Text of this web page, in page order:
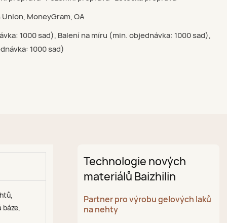
MoneyGram, OA
1000 sad), Balení na míru (min. objednávka: 1000 sad),
1000 sad)
báze,
Technologie nových
materiálů Baizhilin
Partner pro výrobu gelových laků
na nehty